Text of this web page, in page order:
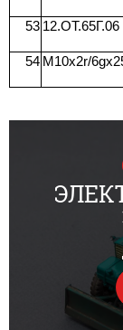
53 12.ОТ.65Г.06
54 M10х2r/